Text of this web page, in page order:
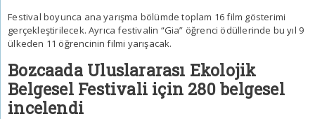
Festival boyunca ana yarışma bölümde toplam 16 film gösterimi
gerçekleştirilecek. Ayrıca festivalin “Gia” öğrenci ödüllerinde bu yıl 9
ülkeden 11 öğrencinin filmi yarışacak.
Bozcaada Uluslararası Ekolojik
Belgesel Festivali için 280 belgesel
incelendi